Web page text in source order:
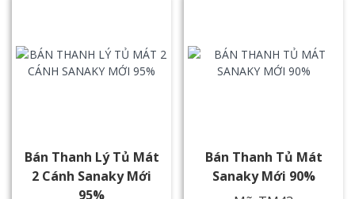
Bán Thanh Lý Tủ Mát
2 Cánh Sanaky Mới
95%
Bán Thanh Tủ Mát
Sanaky Mới 90%